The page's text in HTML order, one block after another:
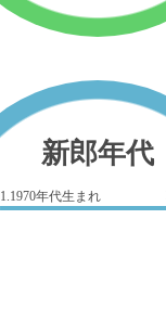
新郎年代
1.1970年代生まれ